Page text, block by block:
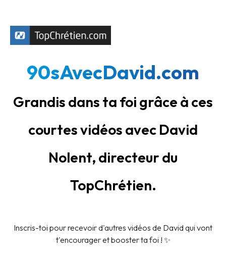
90sAvecDavid.com
Grandis dans ta foi grâce à ces
courtes vidéos avec David
Nolent, directeur du
TopChrétien.
Inscris-toi pour recevoir d'autres vidéos de David qui vont
t'encourager et booster ta foi ! ✨